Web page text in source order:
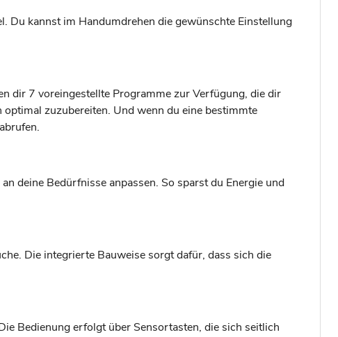
Du kannst im Handumdrehen die gewünschte Einstellung
dir 7 voreingestellte Programme zur Verfügung, die dir
zuzubereiten. Und wenn du eine bestimmte
deine Bedürfnisse anpassen. So sparst du Energie und
Die integrierte Bauweise sorgt dafür, dass sich die
Bedienung erfolgt über Sensortasten, die sich seitlich